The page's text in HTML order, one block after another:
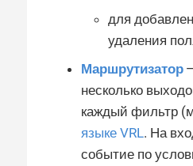
для
удаления
Маршрутизатор
несколько
каждый фильтр
языке VRL. На
событие по